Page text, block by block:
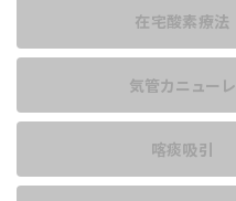
在宅酸素療法
気管カニューレ
喀痰吸引